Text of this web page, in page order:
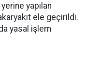
yapılan
ele geçirildi.
yasal işlem